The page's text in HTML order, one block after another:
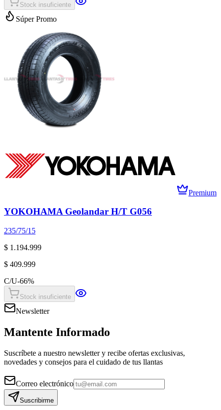
Stock insuficiente
Súper Promo
Premium
YOKOHAMA Geolandar H/T G056
235/75/15
$ 1.194.999
$ 409.999
C/U-66%
Stock insuficiente
Newsletter
Mantente Informado
Suscríbete a nuestro newsletter y recibe ofertas exclusivas,
novedades y consejos para el cuidado de tus llantas
Correo electrónico
Suscribirme